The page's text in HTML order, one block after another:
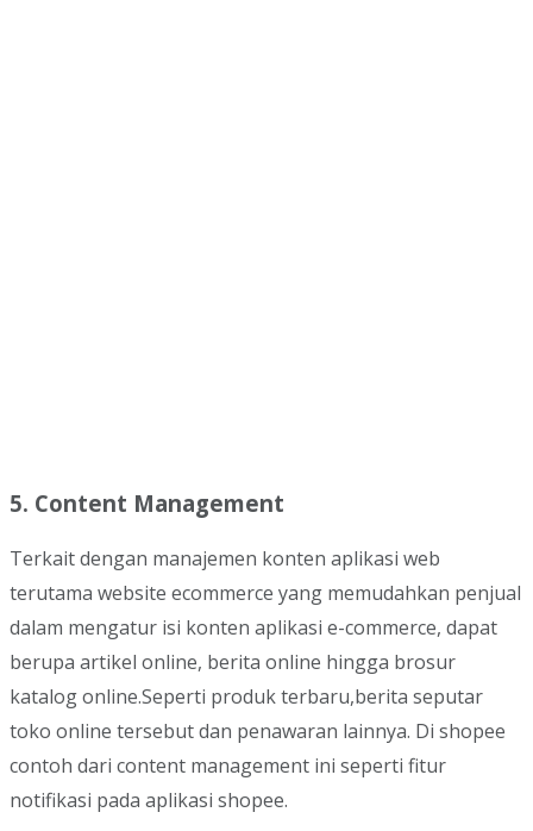
5. Content Management
Terkait dengan manajemen konten aplikasi web
terutama website ecommerce yang memudahkan penjual
dalam mengatur isi konten aplikasi e-commerce, dapat
berupa artikel online, berita online hingga brosur
katalog online.Seperti produk terbaru,berita seputar
toko online tersebut dan penawaran lainnya. Di shopee
contoh dari content management ini seperti fitur
notifikasi pada aplikasi shopee.